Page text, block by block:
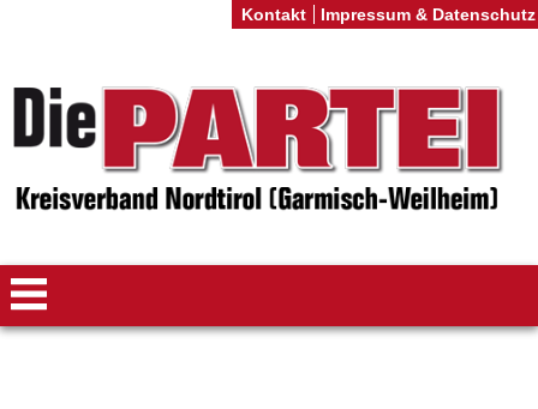
Kontakt Impressum & Datenschutz